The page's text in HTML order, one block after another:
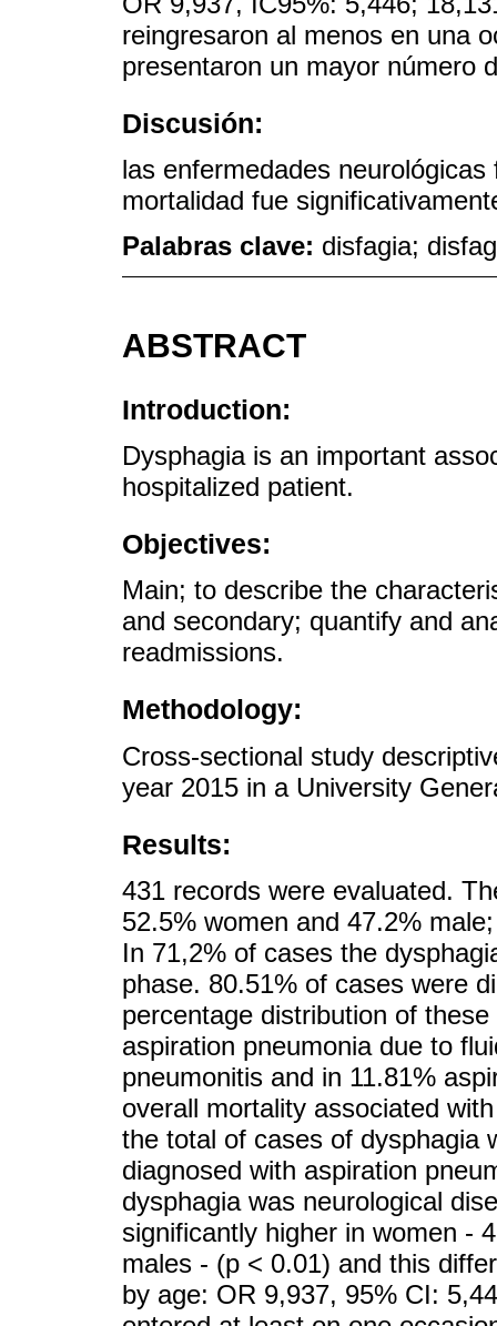
reingresaron al menos en una
presentaron un mayor número
Discusión:
las enfermedades
mortalidad fue
Palabras clave: disfagia;
ABSTRACT
Introduction:
Dysphagia is an important
hospitalized patient.
Objectives:
Main; to describe the
and secondary; quantify and
readmissions.
Methodology:
Cross-sectional study
year 2015 in a University
Results:
431 records were evaluated.
52.5% women and 47.2%
In 71,2% of cases the
phase. 80.51% of cases were
percentage distribution of
aspiration pneumonia due to
pneumonitis and in 11.81%
overall mortality associated
the total of cases of dysphagia
diagnosed with aspiration
dysphagia was neurological
significantly higher in women -
males - (p < 0.01) and this
by age: OR 9,937, 95% CI: